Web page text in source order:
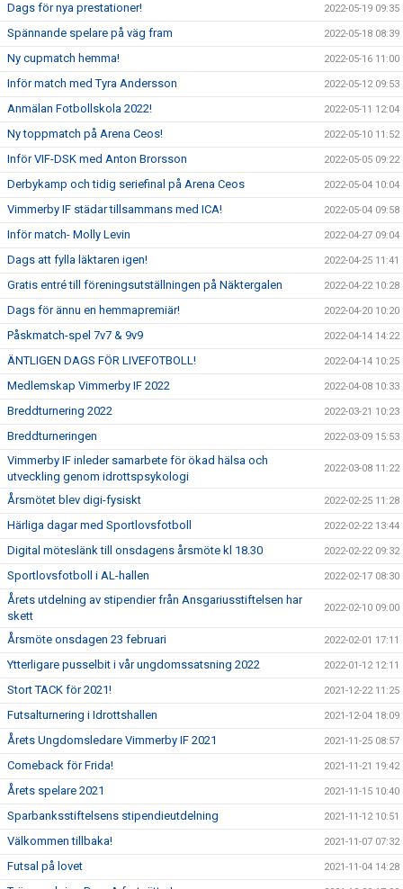
Dags för nya prestationer! 2022-05-19 09:35
Spännande spelare på väg fram 2022-05-18 08:39
Ny cupmatch hemma! 2022-05-16 11:00
Inför match med Tyra Andersson 2022-05-12 09:53
Anmälan Fotbollskola 2022! 2022-05-11 12:04
Ny toppmatch på Arena Ceos! 2022-05-10 11:52
Inför VIF-DSK med Anton Brorsson 2022-05-05 09:22
Derbykamp och tidig seriefinal på Arena Ceos 2022-05-04 10:04
Vimmerby IF städar tillsammans med ICA! 2022-05-04 09:58
Inför match- Molly Levin 2022-04-27 09:04
Dags att fylla läktaren igen! 2022-04-25 11:41
Gratis entré till föreningsutställningen på Näktergalen 2022-04-22 10:28
Dags för ännu en hemmapremiär! 2022-04-20 10:20
Påskmatch-spel 7v7 & 9v9 2022-04-14 14:22
ÄNTLIGEN DAGS FÖR LIVEFOTBOLL! 2022-04-14 10:25
Medlemskap Vimmerby IF 2022 2022-04-08 10:33
Breddturnering 2022 2022-03-21 10:23
Breddturneringen 2022-03-09 15:53
Vimmerby IF inleder samarbete för ökad hälsa och
utveckling genom idrottspsykologi
2022-03-08 11:22
Årsmötet blev digi-fysiskt 2022-02-25 11:28
Härliga dagar med Sportlovsfotboll 2022-02-22 13:44
Digital möteslänk till onsdagens årsmöte kl 18.30 2022-02-22 09:32
Sportlovsfotboll i AL-hallen 2022-02-17 08:30
Årets utdelning av stipendier från Ansgariusstiftelsen har
skett
2022-02-10 09:00
Årsmöte onsdagen 23 februari 2022-02-01 17:11
Ytterligare pusselbit i vår ungdomssatsning 2022 2022-01-12 12:11
Stort TACK för 2021! 2021-12-22 11:25
Futsalturnering i Idrottshallen 2021-12-04 18:09
Årets Ungdomsledare Vimmerby IF 2021 2021-11-25 08:57
Comeback för Frida! 2021-11-21 19:42
Årets spelare 2021 2021-11-15 10:40
Sparbanksstiftelsens stipendieutdelning 2021-11-12 10:51
Välkommen tillbaka! 2021-11-07 07:32
Futsal på lovet 2021-11-04 14:28